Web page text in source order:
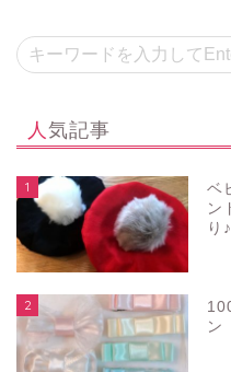
人気記事
1
ベ
ン
り♪
2
ン